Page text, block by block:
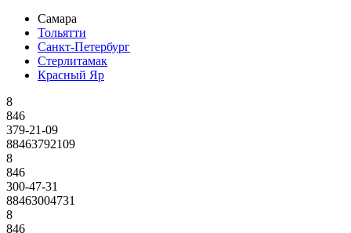
Самара
Тольятти
Санкт-Петербург
Стерлитамак
Красный Яр
8
846
379-21-09
88463792109
8
846
300-47-31
88463004731
8
846